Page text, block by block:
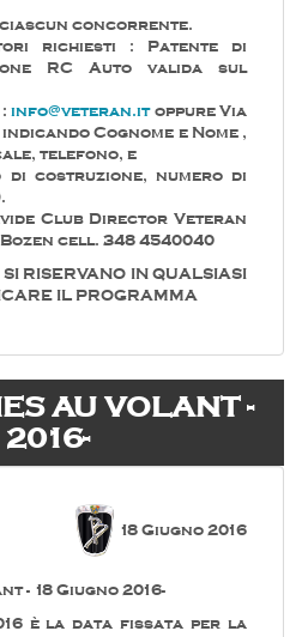
concorrente.
richiesti : Patente di
RC Auto valida sul
:info@veteran.itoppure Via
Cognome e Nome ,
telefono, e
di costruzione, numero di
Club Director Veteran
cell. 348 4540040
RISERVANO IN QUALSIASI
IL PROGRAMMA
AU VOLANT -
2016-
18 Giugno 2016
- 18 Giugno 2016-
è la data fissata per la